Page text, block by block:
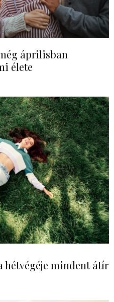
áprilisban
élete
hétvégéje mindent átír